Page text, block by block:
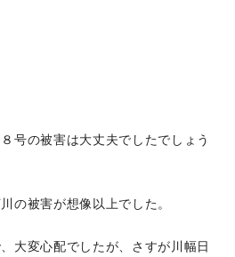
号の被害は大丈夫でしたでしょう
の被害が想像以上でした。
大変心配でしたが、さすが川幅日